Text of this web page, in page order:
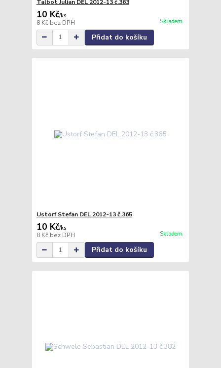
Talbot Julian DEL 2012-13 č.363
10 Kč/ks
8 Kč bez DPH Skladem
Přidat do košíku
Ustorf Stefan DEL 2012-13 č.365
10 Kč/ks
8 Kč bez DPH Skladem
Přidat do košíku